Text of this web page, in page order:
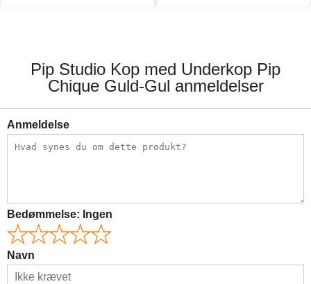
Pip Studio Kop med Underkop Pip
Chique Guld-Gul anmeldelser
Anmeldelse
Bedømmelse: Ingen
Navn